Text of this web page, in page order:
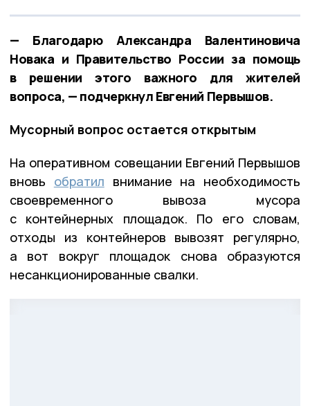
— Благодарю Александра Валентиновича
Новака и Правительство России за помощь
в решении этого важного для жителей
вопроса, — подчеркнул Евгений Первышов.
Мусорный вопрос остается открытым
На оперативном совещании Евгений Первышов
вновь обратил внимание на необходимость
своевременного вывоза мусора
с контейнерных площадок. По его словам,
отходы из контейнеров вывозят регулярно,
а вот вокруг площадок снова образуются
несанкционированные свалки.